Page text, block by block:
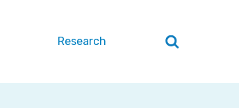
Research Zoeken
sluiten